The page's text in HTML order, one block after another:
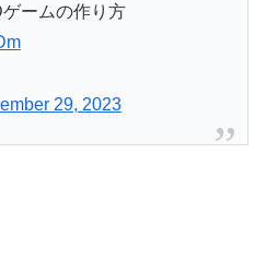
ゲームの作り方
29, 2023